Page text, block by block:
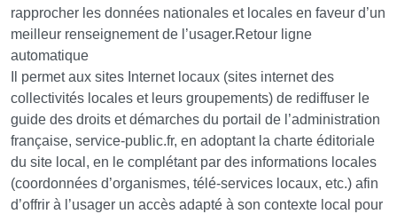
rapprocher les données nationales et locales en faveur d’un
meilleur renseignement de l’usager.Retour ligne
automatique
Il permet aux sites Internet locaux (sites internet des
collectivités locales et leurs groupements) de rediffuser le
guide des droits et démarches du portail de l’administration
française, service-public.fr, en adoptant la charte éditoriale
du site local, en le complétant par des informations locales
(coordonnées d’organismes, télé-services locaux, etc.) afin
d’offrir à l’usager un accès adapté à son contexte local pour